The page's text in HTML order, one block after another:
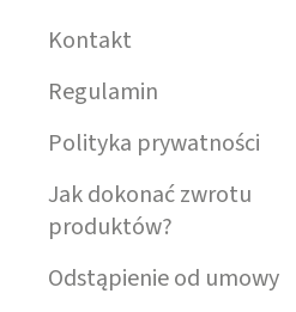
Kontakt
Regulamin
Polityka prywatności
Jak dokonać zwrotu
produktów?
Odstąpienie od umowy